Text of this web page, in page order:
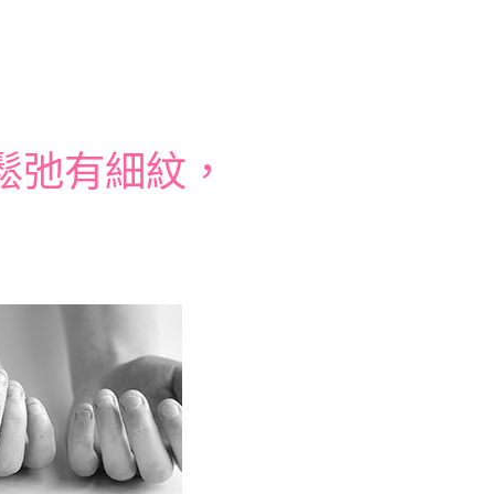
有細紋，